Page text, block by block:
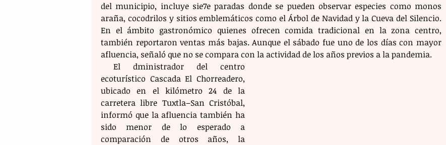
del municipio, incluye sie7e paradas donde se pueden observar especies como monos
araña, cocodrilos y sitios emblemáticos como el Árbol de Navidad y la Cueva del Silencio.
En el ámbito gastronómico quienes ofrecen comida tradicional en la zona centro,
también reportaron ventas más bajas. Aunque el sábado fue uno de los días con mayor
afluencia, señaló que no se compara con la actividad de los años previos a la pandemia.
ecoturístico Cascada El Chorreadero,
ubicado en el kilómetro 24 de la
carretera libre Tuxtla–San Cristóbal,
informó que la afluencia también ha
sido menor de lo esperado a
comparación de otros años, la